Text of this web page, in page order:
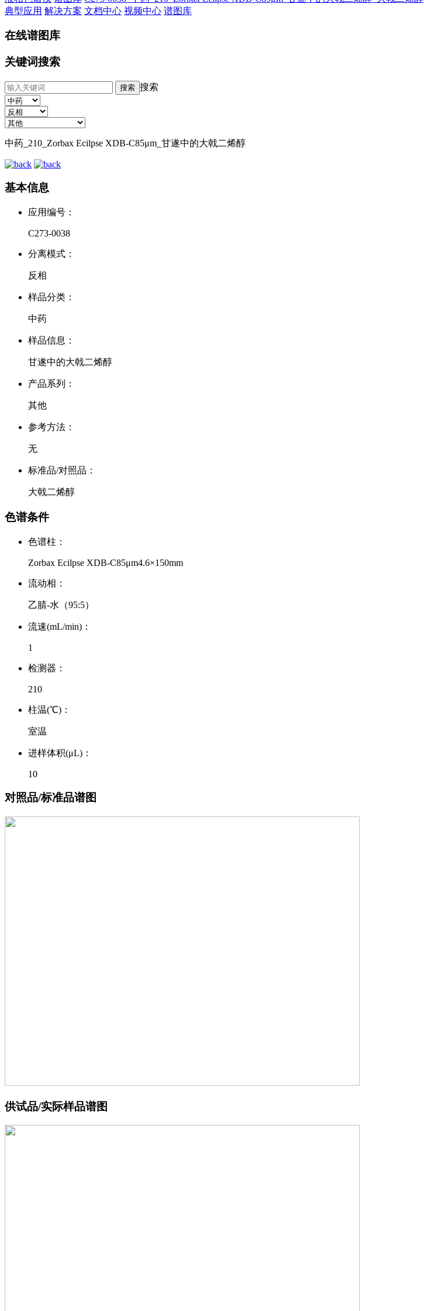
典型应用 解决方案 文档中心 视频中心 谱图库
在线谱图库
关键词搜索
搜索
中药_210_Zorbax Ecilpse XDB-C85μm_甘遂中的大戟二烯醇
基本信息
应用编号：
C273-0038
分离模式：
反相
样品分类：
中药
样品信息：
甘遂中的大戟二烯醇
产品系列：
其他
参考方法：
无
标准品/对照品：
大戟二烯醇
色谱条件
色谱柱：
Zorbax Ecilpse XDB-C85μm4.6×150mm
流动相：
乙腈-水（95:5）
流速(mL/min)：
1
检测器：
210
柱温(℃)：
室温
进样体积(μL)：
10
对照品/标准品谱图
供试品/实际样品谱图